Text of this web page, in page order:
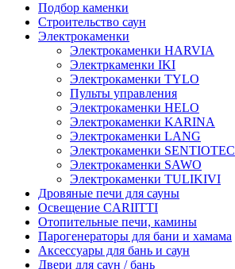
Подбор каменки
Строительство саун
Электрокаменки
Электрокаменки HARVIA
Электркаменки IKI
Электрокаменки TYLO
Пульты управления
Электрокаменки HELO
Электрокаменки KARINA
Электрокаменки LANG
Электрокаменки SENTIOTEC
Электрокаменки SAWO
Электрокаменки TULIKIVI
Дровяные печи для сауны
Освещение CARIITTI
Отопительные печи, камины
Парогенераторы для бани и хамама
Аксессуары для бань и саун
Двери для саун / бань